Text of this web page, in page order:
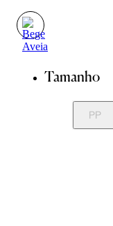
Tamanho
PP